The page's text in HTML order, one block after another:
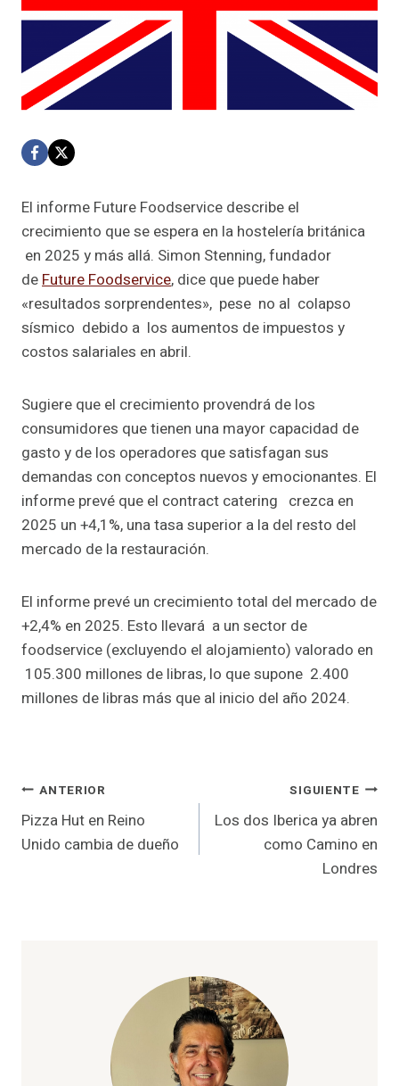
El informe Future Foodservice describe el
crecimiento que se espera en la hostelería británica
en 2025 y más allá. Simon Stenning, fundador
deFuture Foodservice, dice que puede haber
«resultados sorprendentes», pese no al colapso
sísmico debido a los aumentos de impuestos y
costos salariales en abril.
Sugiere que el crecimiento provendrá de los
consumidores que tienen una mayor capacidad de
gasto y de los operadores que satisfagan sus
demandas con conceptos nuevos y emocionantes. El
informe prevé que el contract catering crezca en
2025 un +4,1%, una tasa superior a la del resto del
mercado de la restauración.
El informe prevé un crecimiento total del mercado de
+2,4% en 2025. Esto llevará a un sector de
foodservice (excluyendo el alojamiento) valorado en
105.300 millones de libras, lo que supone 2.400
millones de libras más que al inicio del año 2024.
Navegación
de
ANTERIOR
Pizza Hut en Reino
Unido cambia de dueño
SIGUIENTE
Los dos Iberica ya abren
como Camino en
Londres